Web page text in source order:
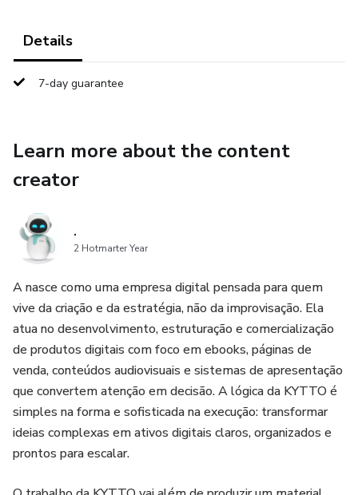
a poco rubano la tua pace e indeboliscono la tua comunione
Durante la lettura, sarai guidato a riflettere sul tuo
quotidiane. Non è solo un libro da leggere, è un invito a
tornare al centro della tua fede con più consapevolezza,
Se senti di aver bisogno di avvicinarti a Dio, recuperare la
tua fermezza spirituale e vincere ciò che pesa sulla tua
Scarica ora **“I 9 OSTACOLI SPIRITUALI CHE
INDEBOLISCONO IL TUO CAMMINO CON DIO!”** e
scopri come identificare queste barriere prima che ti
allontanino dal proposito che Dio ha preparato per la tua
vita.
Details
7-day guarantee
Learn more about the content
creator
.
2 Hotmarter Year
A nasce como uma empresa digital pensada para quem
vive da criação e da estratégia, não da improvisação. Ela
atua no desenvolvimento, estruturação e comercialização
de produtos digitais com foco em ebooks, páginas de
venda, conteúdos audiovisuais e sistemas de apresentação
que convertem atenção em decisão. A lógica da KYTTO é
simples na forma e sofisticada na execução: transformar
ideias complexas em ativos digitais claros, organizados e
prontos para escalar.